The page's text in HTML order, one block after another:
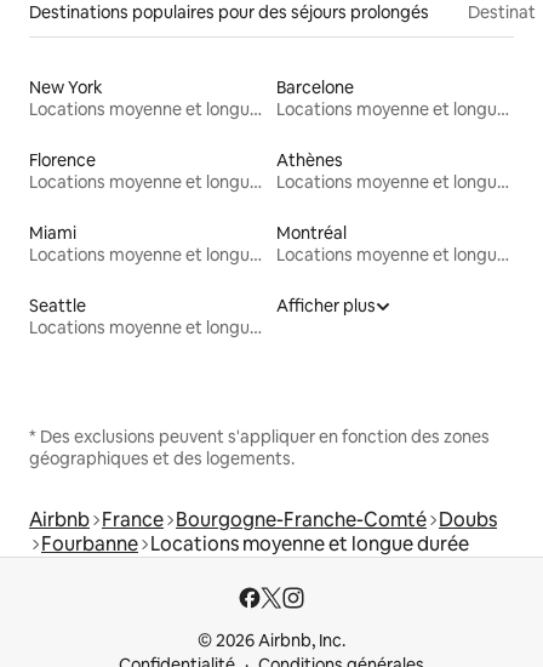
Destinations populaires pour des séjours prolongés
New York
Locations moyenne et longue durée
Barcelone
Locations moyenne et longue durée
Florence
Locations moyenne et longue durée
Athènes
Locations moyenne et longue durée
Miami
Locations moyenne et longue durée
Montréal
Locations moyenne et longue durée
Seattle
Locations moyenne et longue durée
Afficher plus
* Des exclusions peuvent s'appliquer en fonction des zones
géographiques et des logements.
Airbnb France Bourgogne-Franche-Comté Doubs
Fourbanne Locations moyenne et longue durée
© 2026 Airbnb, Inc.